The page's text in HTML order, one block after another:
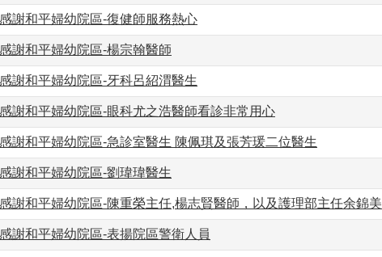
謝和平婦幼院區-復健師服務熱心
謝和平婦幼院區-楊宗翰醫師
謝和平婦幼院區-牙科呂紹渭醫生
謝和平婦幼院區-眼科尤之浩醫師看診非常用心
謝和平婦幼院區-急診室醫生 陳佩琪及張芳瑗二位醫生
謝和平婦幼院區-劉瑋瑋醫生
謝和平婦幼院區-陳重榮主任,楊志賢醫師，以及護理部主任余錦美
謝和平婦幼院區-表揚院區警衛人員